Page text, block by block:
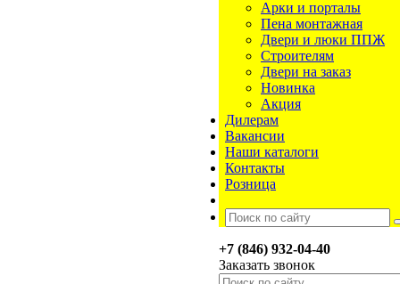
Арки и порталы
Пена монтажная
Двери и люки ППЖ
Строителям
Двери на заказ
Новинка
Акция
Дилерам
Вакансии
Наши каталоги
Контакты
Розница
+7 (846) 932-04-40
Заказать звонок